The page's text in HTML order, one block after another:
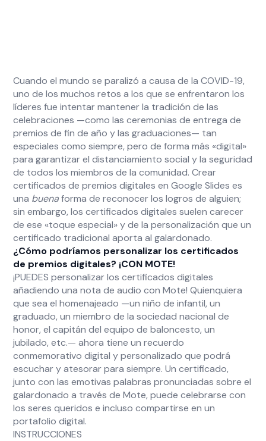
Cuando el mundo se paralizó a causa de la COVID-19,
uno de los muchos retos a los que se enfrentaron los
líderes fue intentar mantener la tradición de las
celebraciones —como las ceremonias de entrega de
premios de fin de año y las graduaciones— tan
especiales como siempre, pero de forma más «digital»
para garantizar el distanciamiento social y la seguridad
de todos los miembros de la comunidad. Crear
certificados de premios digitales en Google Slides es
una buenaforma de reconocer los logros de alguien;
sin embargo, los certificados digitales suelen carecer
de ese «toque especial» y de la personalización que un
certificado tradicional aporta al galardonado.
¿Cómo podríamos personalizar los certificados
de premios digitales? ¡CON MOTE!
¡PUEDES personalizar los certificados digitales
añadiendo una nota de audio con Mote! Quienquiera
que sea el homenajeado —un niño de infantil, un
graduado, un miembro de la sociedad nacional de
honor, el capitán del equipo de baloncesto, un
jubilado, etc.— ahora tiene un recuerdo
conmemorativo digital y personalizado que podrá
escuchar y atesorar para siempre. Un certificado,
junto con las emotivas palabras pronunciadas sobre el
galardonado a través de Mote, puede celebrarse con
los seres queridos e incluso compartirse en un
portafolio digital.
INSTRUCCIONES